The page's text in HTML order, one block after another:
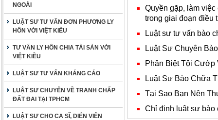
NGOÀI
LUẬT SƯ TƯ VẤN ĐƠN PHƯƠNG LY
HÔN VỚI VIỆT KIỀU
TƯ VẤN LY HÔN CHIA TÀI SẢN VỚI
VIỆT KIỀU
LUẬT SƯ TƯ VẤN KHÁNG CÁO
LUẬT SƯ CHUYÊN VỀ TRANH CHẤP
ĐẤT ĐAI TẠI TPHCM
LUẬT SƯ CHO CA SĨ, DIỄN VIÊN
Quyền gặp, làm
trong giai đoạn điều
Luật sư tư vấn bào
Luật Sư Chuyên
Phân Biệt Tội Cướp
Luật Sư Bào Chữa
Tại Sao Bạn Nên
Chỉ định luật sư bào